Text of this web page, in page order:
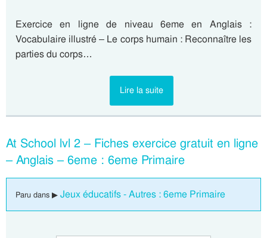
Exercice en ligne de niveau 6eme en Anglais :
Vocabulaire illustré – Le corps humain : Reconnaître les
parties du corps…
Lire la suite
At School lvl 2 – Fiches exercice gratuit en ligne
– Anglais – 6eme : 6eme Primaire
Paru dans ▶ Jeux éducatifs - Autres : 6eme Primaire